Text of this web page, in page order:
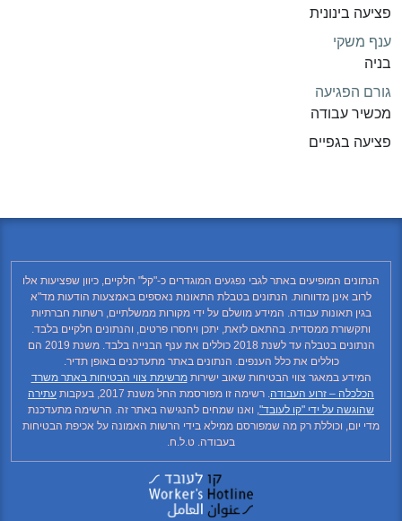
פציעה בינונית
ענף משקי
בניה
גורם הפגיעה
מכשיר עבודה
פציעה בגפיים
הנתונים המופיעים באתר לגבי נפגעים המוגדרים כ-"קל" חלקיים, כיוון שפציעות אלו
לרוב אינן מדווחות. הנתונים בטבלת התאונות נאספים באמצעות הודעות מד"א
בגין תאונות עבודה. המידע מושלם על ידי מקורות ממשלתיים, רשתות חברתיות
ותקשורת ממסדית. בהתאם לזאת, יתכן ויחסרו פרטים, והנתונים חלקיים בלבד.
הנתונים בטבלה עד לשנת 2018 כוללים את ענף הבנייה בלבד. משנת 2019 הם
כוללים את כלל הענפים. הנתונים באתר מתעדכנים באופן תדיר.
המידע במאגר צווי הבטיחות שאוב ישירותמרשימת צווי הבטיחות באתר משרד
הכלכלה – זרוע העבודה. רשימה זו מפורסמת החל משנת 2017, בעקבות
עתירה
שהוגשה על ידי "קו לעובד", ואנו שמחים להנגישה באתר זה. הרשימה מתעדכנת
מדי יום, וכוללת רק מה שמפורסם ממילא בידי הרשות האמונה על אכיפת הבטיחות
בעבודה. ט.ל.ח.